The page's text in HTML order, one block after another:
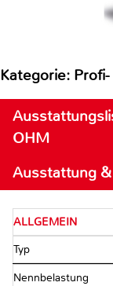
Kategorie:
OHM
Ausstattung
ALLGEMEIN
Typ
Nennbelastung